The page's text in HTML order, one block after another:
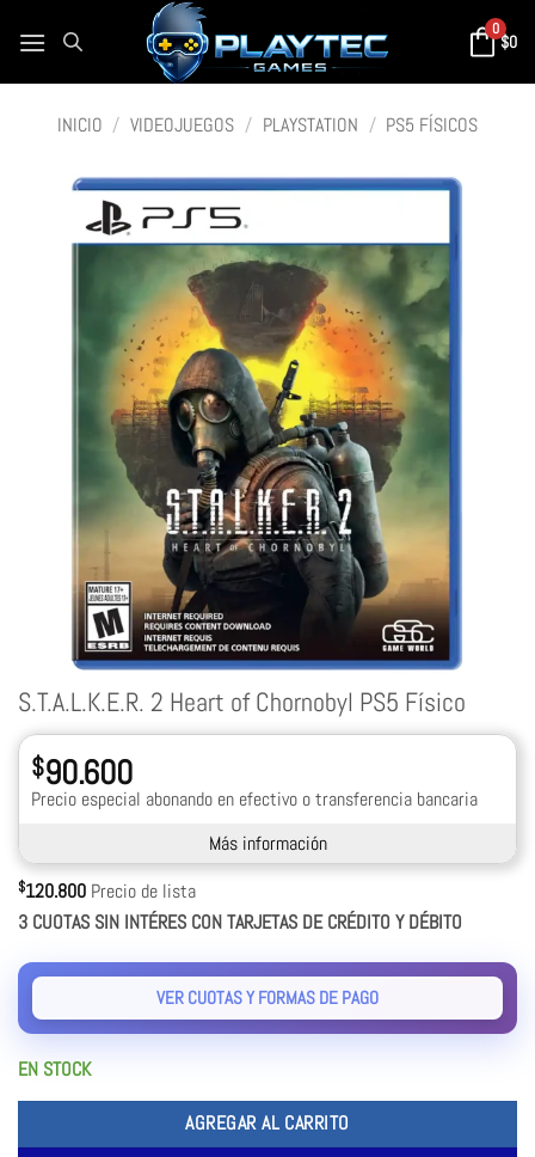
0
$0
INICIO / VIDEOJUEGOS / PLAYSTATION / PS5 FÍSICOS
S.T.A.L.K.E.R. 2 Heart of Chornobyl PS5 Físico
$90.600
Precio especial abonando en efectivo o transferencia bancaria
Más información
$120.800 Precio de lista
3 CUOTAS SIN INTÉRES CON TARJETAS DE CRÉDITO Y DÉBITO
VER CUOTAS Y FORMAS DE PAGO
EN STOCK
AGREGAR AL CARRITO